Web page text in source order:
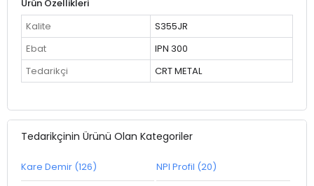
Ürün Özellikleri
Kalite
S355JR
Ebat
IPN 300
Tedarikçi
CRT METAL
Tedarikçinin Ürünü Olan Kategoriler
Kare Demir (126) NPI Profil (20)